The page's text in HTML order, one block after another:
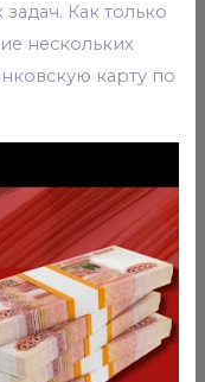
Как только
нескольких
карту по